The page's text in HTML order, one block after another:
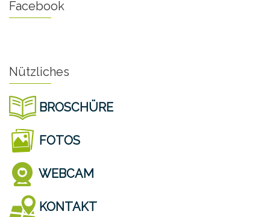
Facebook
Nützliches
BROSCHÜRE
FOTOS
WEBCAM
KONTAKT